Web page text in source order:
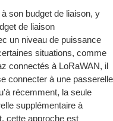
son budget de liaison, y
de liaison
un niveau de puissance
situations, comme
connectés à LoRaWAN, il
connecter à une passerelle
récemment, la seule
supplémentaire à
cette approche est